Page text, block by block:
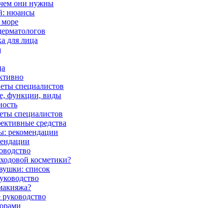
они нужны
нюансы
море
для лица
специалистов
функции, виды
специалистов
средства
рекомендации
косметики?
список